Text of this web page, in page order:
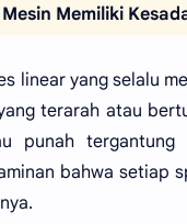
Memiliki
linear yang selalu
terarah atau
punah tergantung
bahwa setiap